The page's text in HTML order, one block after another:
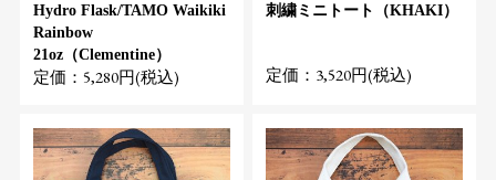
Hydro Flask/TAMO Waikiki
Rainbow
21oz（Clementine）
定価：5,280円(税込)
刺繍ミニトート（KHAKI）
定価：3,520円(税込)